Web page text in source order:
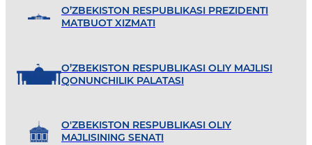
O’ZBEKISTON RESPUBLIKASI PREZIDENTI
MATBUOT XIZMATI
O’ZBEKISTON RESPUBLIKASI OLIY MAJLISI
QONUNCHILIK PALATASI
O'ZBEKISTON RESPUBLIKASI OLIY
MAJLISINING SENATI